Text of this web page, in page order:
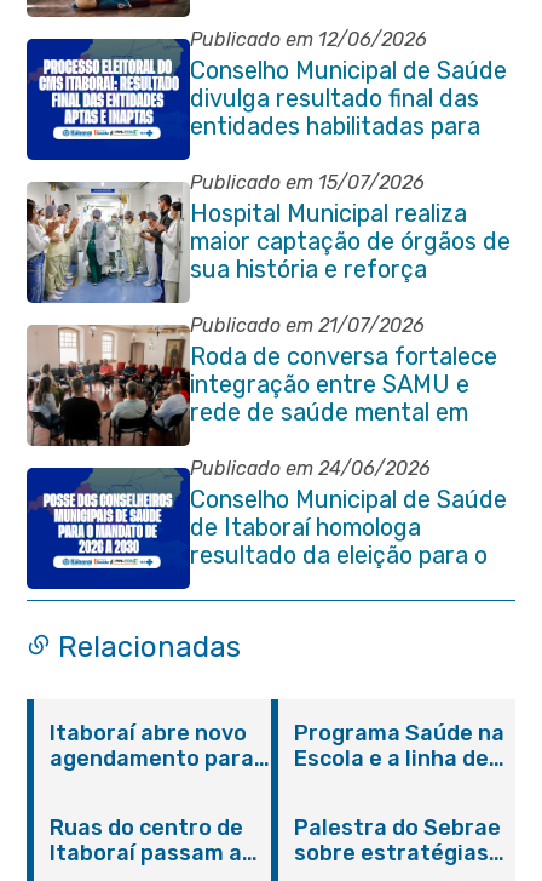
socorros em Itaboraí
Publicado em 12/06/2026
Conselho Municipal de Saúde
divulga resultado final das
entidades habilitadas para
eleição do quadriênio 2026-
2030
Publicado em 15/07/2026
Hospital Municipal realiza
maior captação de órgãos de
sua história e reforça
compromisso com a vida
Publicado em 21/07/2026
Roda de conversa fortalece
integração entre SAMU e
rede de saúde mental em
Itaboraí
Publicado em 24/06/2026
Conselho Municipal de Saúde
de Itaboraí homologa
resultado da eleição para o
quadriênio 2026–2030
Relacionadas
Itaboraí abre novo
agendamento para
Programa Saúde na
Escola e a linha de
promovem
conscientização
Ruas do centro de
Itaboraí passam a
Palestra do Sebrae
sobre estratégias